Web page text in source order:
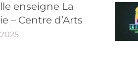
enseigne La
– Centre d’Arts